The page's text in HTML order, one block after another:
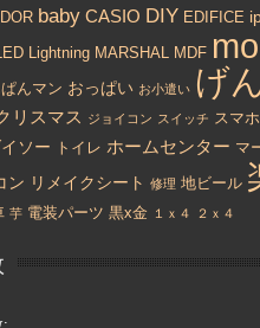
baby CASIO DIY EDIFICE
Lightning MARSHAL MDF
んマン おっぱい お小遣い げ
リスマス ジョイコン スイッチ スマホ
ソー トイレ ホームセンター マ
ン リメイクシート 修理 地ビール
芋 電装パーツ 黒x金 １ｘ４ ２ｘ４